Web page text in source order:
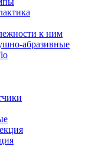
к ним
абразивные